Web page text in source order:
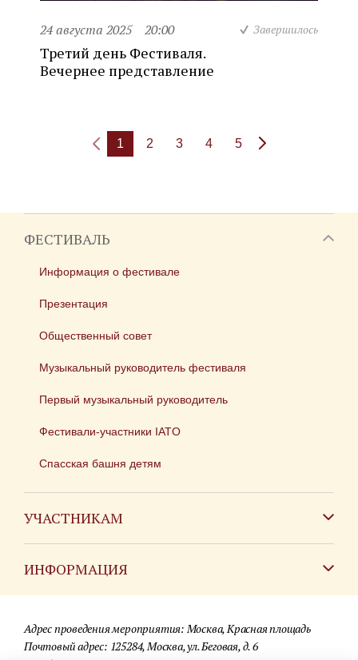
24 августа 2025 20:00 Завершилось
Третий день Фестиваля.
Вечернее представление
1 2 3 4 5
ФЕСТИВАЛЬ
Информация о фестивале
Презентация
Общественный совет
Музыкальный руководитель фестиваля
Первый музыкальный руководитель
Фестивали-участники IATO
Спасская башня детям
УЧАСТНИКАМ
ИНФОРМАЦИЯ
Для СМИ
Адрес проведения мероприятия: Москва, Красная площадь
Почтовый адрес: 125284, Москва, ул. Беговая, д. 6